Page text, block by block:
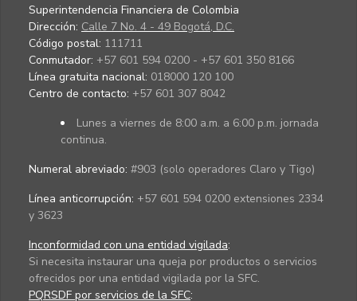
Superintendencia Financiera de Colombia
Dirección: Calle 7 No. 4 - 49 Bogotá, D.C.
Código postal: 111711
Conmutador: +57 601 594 0200 - +57 601 350 8166
Línea gratuita nacional: 018000 120 100
Centro de contacto: +57 601 307 8042
Lunes a viernes de 8:00 a.m. a 6:00 p.m. jornada
continua.
Numeral abreviado: #903 (solo operadores Claro y Tigo)
Línea anticorrupción: +57 601 594 0200 extensiones 2334
y 3623
Inconformidad con una entidad vigilada:
Si necesita instaurar una queja por productos o servicios
ofrecidos por una entidad vigilada por la SFC.
PQRSDF por servicios de la SFC: